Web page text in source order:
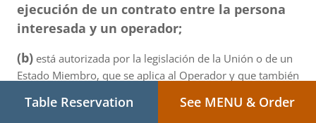
ejecución de un contrato entre la persona
interesada y un operador;
(b) está autorizada por la legislación de la Unión o de un
Estado Miembro, que se aplica al Operador y que también
derechos, libertades e intereses legítimos de la persona
Table Reservation See MENU & Order